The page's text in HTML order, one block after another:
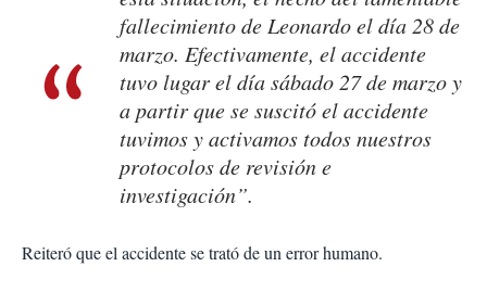
fallecimiento de Leonardo el día 28 de
marzo. Efectivamente, el accidente
tuvo lugar el día sábado 27 de marzo y
a partir que se suscitó el accidente
tuvimos y activamos todos nuestros
protocolos de revisión e
investigación”.
Reiteró que el accidente se trató de un error humano.